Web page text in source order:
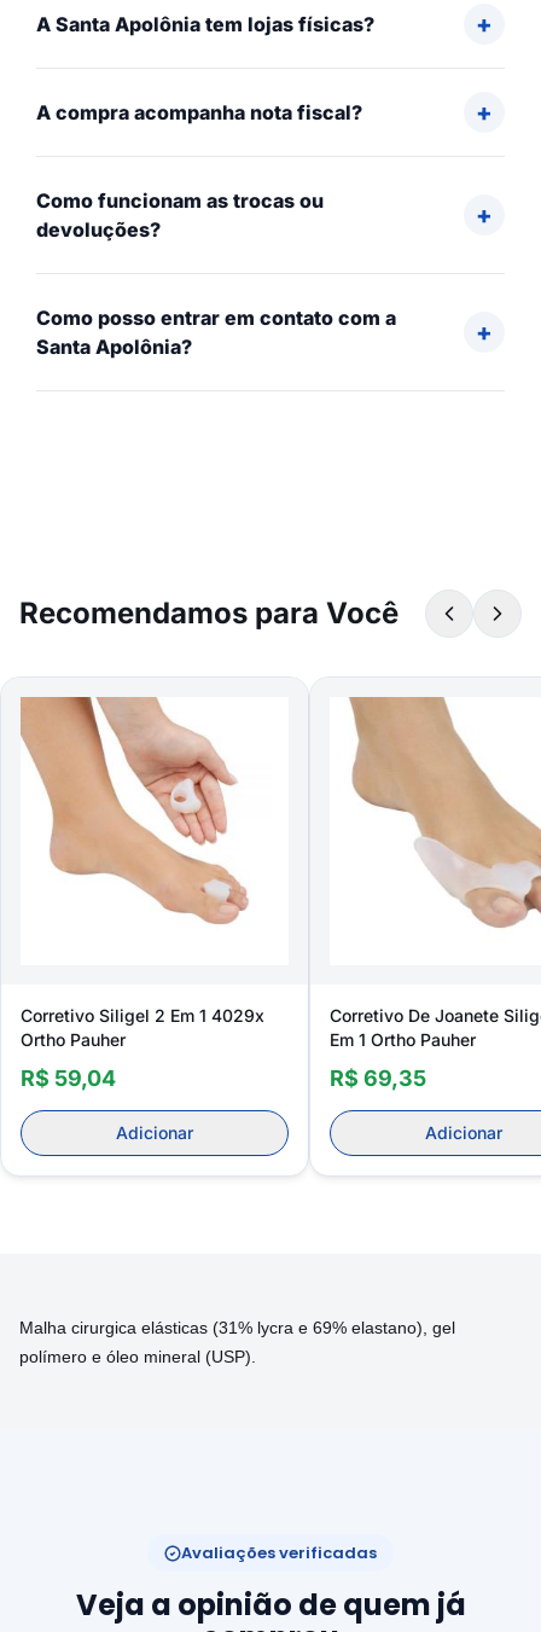
A Santa Apolônia tem lojas físicas?
A compra acompanha nota fiscal?
Como funcionam as trocas ou
devoluções?
Como posso entrar em contato com a
Santa Apolônia?
Recomendamos para Você
Corretivo Siligel 2 Em 1 4029x
Ortho Pauher
R$ 59,04
Adicionar
Corretivo De Joanete
Em 1 Ortho Pauher
R$ 69,35
Adicionar
Malha cirurgica elásticas (31% lycra e 69% elastano), gel
polímero e óleo mineral (USP).
Avaliações verificadas
Veja a opinião de quem já